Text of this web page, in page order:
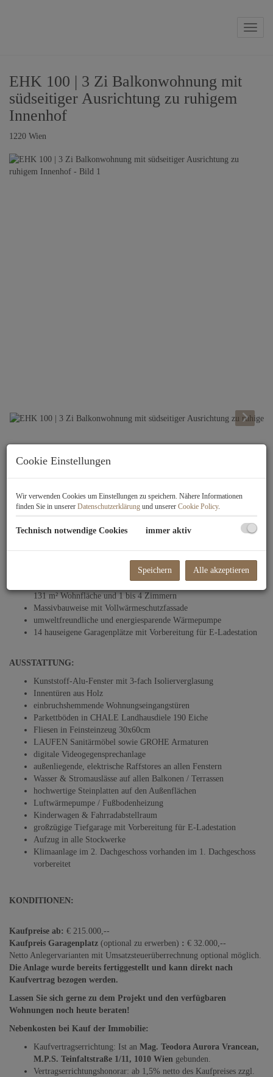
EHK 100 | 3 Zi Balkonwohnung mit
südseitiger Ausrichtung zu ruhigem
Innenhof
1220 Wien
Besuchen Sie unsere Projekthomepage
unterwww.ehk100.at
PROJEKTDATEN:
34 Wohneinheiten aufgeteilt auf 2 Häuser und 1 Büro
großzügige Freiflächen wie Balkone, Terrassen und Eigengärten
durchdachte Grundrisse mit Wohneinheiten von 30 m² -
131 m² Wohnfläche und 1 bis 4 Zimmern
Massivbauweise mit Vollwärmeschutzfassade
umweltfreundliche und energiesparende Wärmepumpe
14 hauseigene Garagenplätze mit Vorbereitung für E-Ladestation
AUSSTATTUNG:
Kunststoff-Alu-Fenster mit 3-fach Isolierverglasung
Innentüren aus Holz
einbruchshemmende Wohnungseingangstüren
Parkettböden in CHALE Landhausdiele 190 Eiche
Fliesen in Feinsteinzeug 30x60cm
LAUFEN Sanitärmöbel sowie GROHE Armaturen
digitale Videogegensprechanlage
außenliegende, elektrische Raffstores an allen Fenstern
Wasser & Stromauslässe auf allen Balkonen / Terrassen
hochwertige Steinplatten auf den Außenflächen
Luftwärmepumpe / Fußbodenheizung
Kinderwagen & Fahrradabstellraum
großzügige Tiefgarage mit Vorbereitung für E-Ladestation
Aufzug in alle Stockwerke
Klimaanlage im 2. Dachgeschoss vorhanden im 1. Dachgeschoss
vorbereitet
KONDITIONEN:
Kaufpreise ab: € 215.000,--
Kaufpreis Garagenplatz (optional zu erwerben) : € 32.000,--
Netto Anlegervarianten mit Umsatzsteuerüberrechnung optional möglich.
Die Anlage wurde bereits fertiggestellt und kann direkt nach
Kaufvertrag bezogen werden.
Lassen Sie sich gerne zu dem Projekt und den verfügbaren
Wohnungen noch heute beraten!
Nebenkosten bei Kauf der Immobilie:
Kaufvertragserrichtung: Ist an Mag. Teodora Aurora Vrancean,
M.P.S. Teinfaltstraße 1/11, 1010 Wien gebunden.
Vertragserrichtungshonorar: ab 1,5% netto des Kaufpreises zzgl.
Cookie Einstellungen
Wir verwenden Cookies um Einstellungen zu speichern. Nähere Informationen
finden Sie in unserer Datenschutzerklärung und unserer Cookie Policy.
Technisch notwendige Cookies immer aktiv
Speichern Alle akzeptieren